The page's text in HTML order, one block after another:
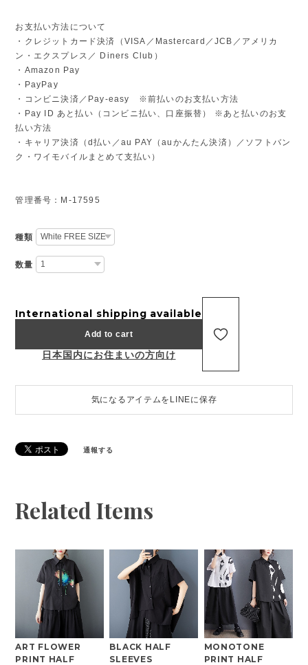
お支払い方法について
・クレジットカード決済（VISA／Mastercard／JCB／アメリカ
ン・エクスプレス／ Diners Club）
・Amazon Pay
・PayPay
・コンビニ決済／Pay-easy ※前払いのお支払い方法
・Pay ID あと払い（コンビニ払い、口座振替） ※あと払いのお支
払い方法
・キャリア決済（d払い／au PAY（auかんたん決済）／ソフトバン
ク・ワイモバイルまとめて支払い）
管理番号：M-17595
種類
数量
International shipping available
Add to cart
日本国内にお住まいの方向け
気になるアイテムをLINEに保存
通報する
Related Items
ART FLOWER
PRINT HALF
BLACK HALF
SLEEVES
MONOTONE
PRINT HALF